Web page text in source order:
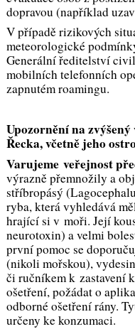
dopravou (například
V případě rizikových
meteorologické
Generální ředitelství
mobilních telefonních
zapnutém roamingu.
Upozornění na
Řecka, včetně jeho
Varujeme veřejnost
výrazně přemnožily a
stříbropásý
ryba, která vyhledává
hrající si v moři. Její
neurotoxin) a velmi
první pomoc se
(nikoli mořskou),
či ručníkem k zastavení
ošetření, požádat o
odborné ošetření rány.
určeny ke konzumaci.